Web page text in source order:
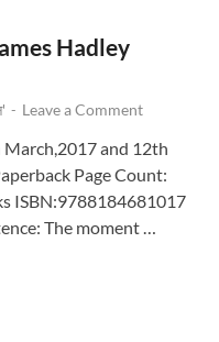
Hadley
- Leave a Comment
March,2017 and 12th
Page Count:
ISBN:9788184681017
The moment …